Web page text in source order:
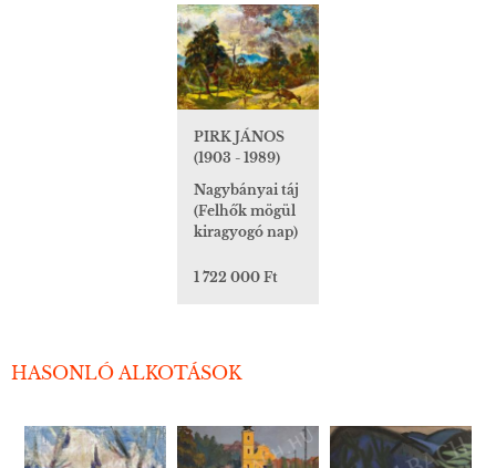
PIRK JÁNOS
(1903 - 1989)
Nagybányai táj
(Felhők mögül
kiragyogó nap)
1 722 000 Ft
HASONLÓ ALKOTÁSOK